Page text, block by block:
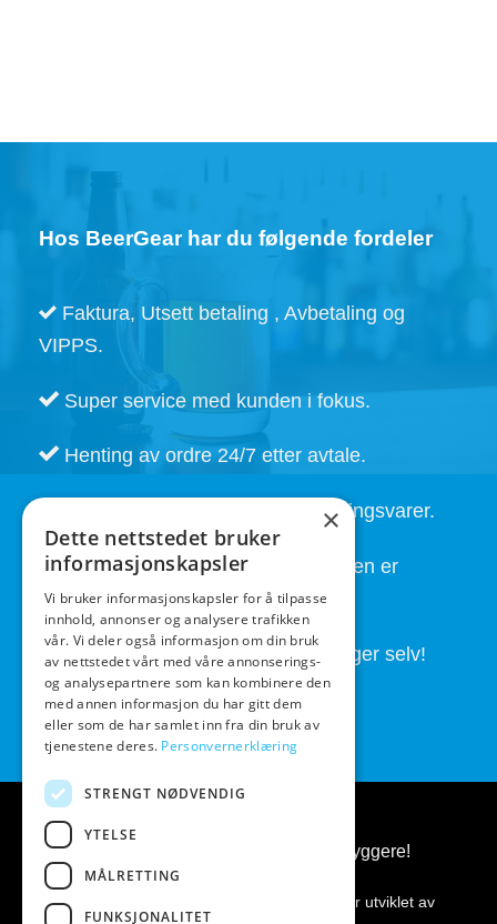
kan
kan
Hos BeerGear har du følgende fordeler
Faktura, Utsett betaling , Avbetaling og
VIPPS.
Super service med kunden i fokus.
Henting av ordre 24/7 etter avtale.
Kort leveringstid. Også på bestillingsvarer.
God service også etter at handelen er
fullført.
Butikken drives av folk som brygger selv!
BeerGear.no - Ølbrygging, for ølbryggere!
Kopirett 2026 ©
Nettsiden er utviklet av
×
Dette nettstedet bruker
informasjonskapsler
Vi bruker informasjonskapsler for å tilpasse
innhold, annonser og analysere trafikken
vår. Vi deler også informasjon om din bruk
av nettstedet vårt med våre annonserings-
og analysepartnere som kan kombinere den
med annen informasjon du har gitt dem
eller som de har samlet inn fra din bruk av
tjenestene deres. Personvernerklæring
STRENGT NØDVENDIG
YTELSE
MÅLRETTING
FUNKSJONALITET